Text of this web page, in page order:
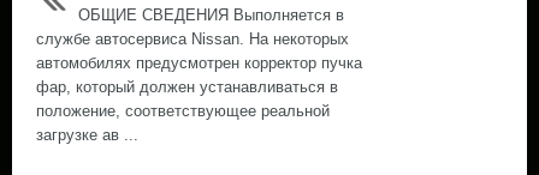
ОБЩИЕ СВЕДЕНИЯ Выполняется в
службе автосервиса Nissan. На некоторых
автомобилях предусмотрен корректор пучка
фар, который должен устанавливаться в
положение, соответствующее реальной
загрузке ав ...